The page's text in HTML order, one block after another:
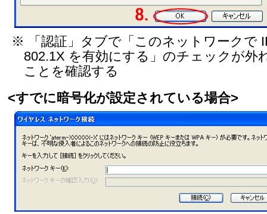
※ 「認証」タブで「このネットワークで
802.1X を有効にする」のチェックが外
ことを確認する
<すでに暗号化が設定されている場合>